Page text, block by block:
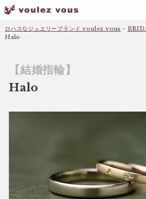
ロハスなジュエリーブランド voulez vous -
Halo
【結婚指輪】
Halo